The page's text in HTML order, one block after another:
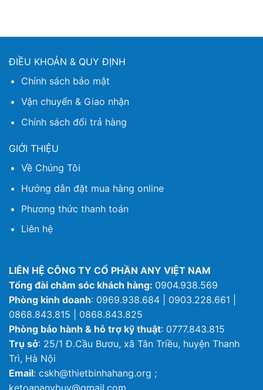
ĐIỀU KHOẢN & QUY ĐỊNH
Chính sách bảo mật
Vận chuyển & Giao nhận
Chính sách đổi trả hàng
GIỚI THIỆU
Về Chúng Tôi
Hướng dẫn đặt mua hàng online
Phương thức thanh toán
Liên hệ
LIÊN HỆ CÔNG TY CỔ PHẦN ANY VIỆT NAM
Tổng đài chăm sóc khách hàng: 0904.938.569
Phòng kinh doanh: 0969.938.684 | 0903.228.661 |
0868.843.815 | 0868.843.825
Phòng bảo hành & hỗ trợ kỹ thuật: 0777.843.815
Trụ sở: 25/1 Đ.Cầu Bươu, xã Tân Triều, huyện Thanh
Trì, Hà Nội
Email: cskh@thietbinhahang.org ;